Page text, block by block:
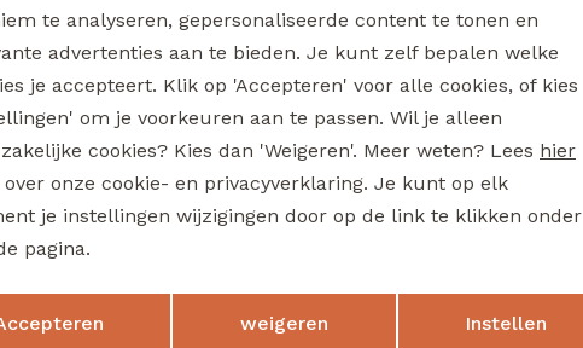
Sale
Mitch Z10594 heren overhemd km Marine
34,99
17,50 34,99
Sale
29,99
Sale
15,00
Terug Opslaan
te analyseren, gepersonaliseerde content te tonen en
advertenties aan te bieden. Je kunt zelf bepalen welke
je accepteert. Klik op 'Accepteren' voor alle cookies, of kies
om je voorkeuren aan te passen. Wil je alleen
cookies? Kies dan 'Weigeren'. Meer weten? Lees hier
over onze cookie- en privacyverklaring. Je kunt op elk
je instellingen wijzigingen door op de link te klikken onder
pagina.
weigeren Instellen